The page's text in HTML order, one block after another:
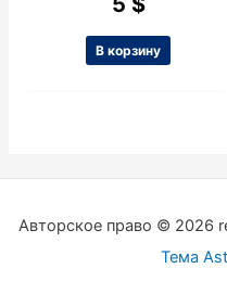
В корзину
Авторское право © 2026
Тема